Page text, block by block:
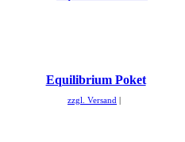
Equilibrium Poket
zzgl. Versand